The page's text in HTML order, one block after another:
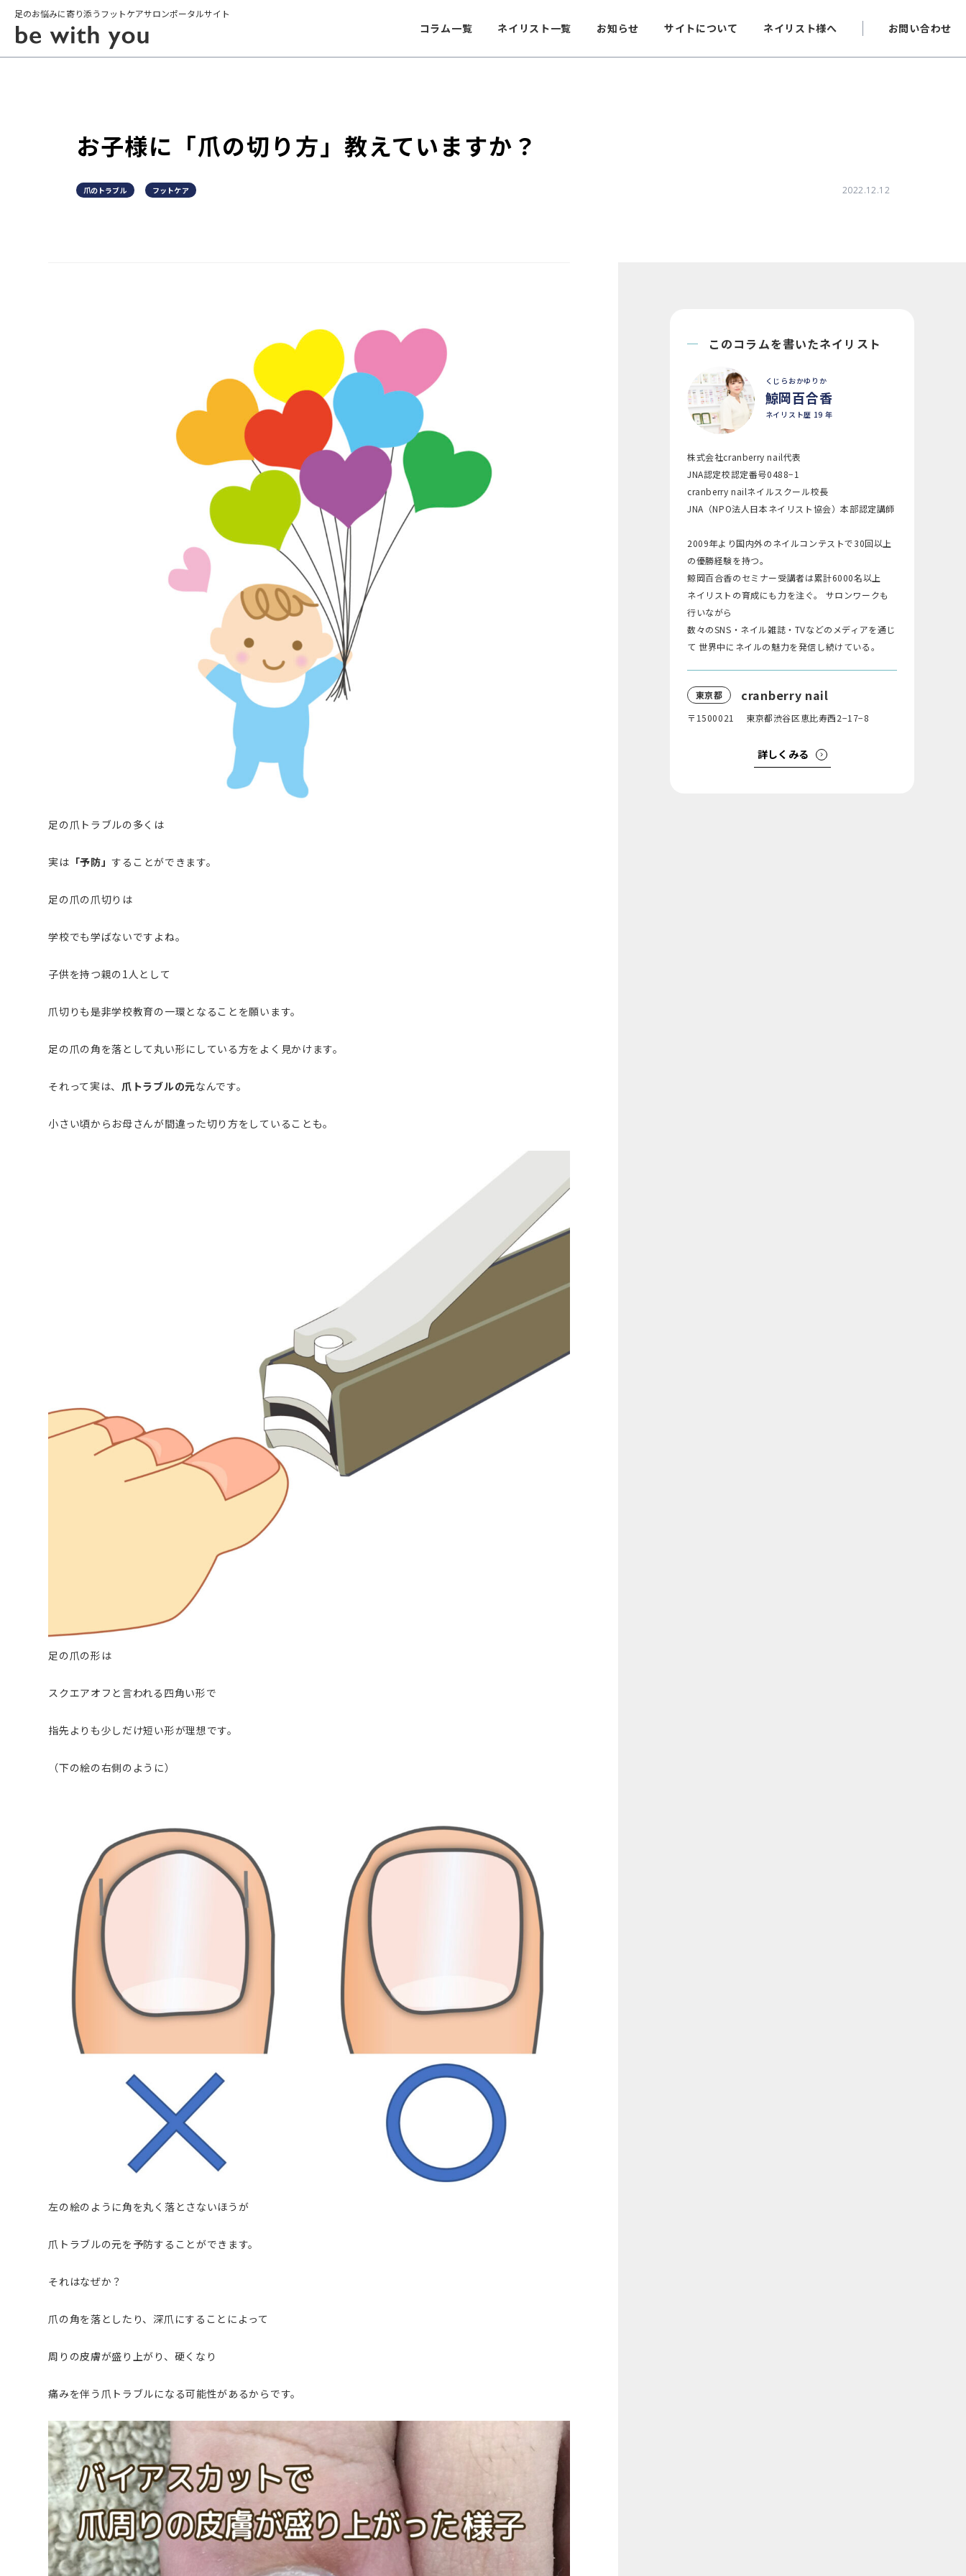
足のお悩みに寄り添うフットケアサロンポータルサイト
コラム一覧 ネイリスト一覧 お知らせ サイトについて ネイリスト様へ お問い合わせ
お子様に「爪の切り方」教えていますか？
爪のトラブル フットケア 2022.12.12
足の爪トラブルの多くは
実は 「予防」することができます。
足の爪の爪切りは
学校でも学ばないですよね。
子供を持つ親の1人として
爪切りも是非学校教育の一環となることを願います。
足の爪の角を落として丸い形にしている方をよく見かけます。
それって実は、爪トラブルの元なんです。
小さい頃からお母さんが間違った切り方をしていることも。
足の爪の形は
スクエアオフと言われる四角い形で
指先よりも少しだけ短い形が理想です。
（下の絵の右側のように）
左の絵のように角を丸く落とさないほうが
爪トラブルの元を予防することができます。
それはなぜか？
爪の角を落としたり、深爪にすることによって
周りの皮膚が盛り上がり、硬くなり
痛みを伴う爪トラブルになる可能性があるからです。
このコラムを書いたネイリスト
くじらおかゆりか
鯨岡百合香
ネイリスト歴 19 年
株式会社cranberry nail代表
JNA認定校認定番号0488−1
cranberry nailネイルスクール校長
JNA（NPO法人日本ネイリスト協会）本部認定講師
2009年より国内外のネイルコンテストで30回以上
の優勝経験を持つ。
鯨岡百合香のセミナー受講者は累計6000名以上
ネイリストの育成にも力を注ぐ。 サロンワークも
行いながら
数々のSNS・ネイル雑誌・TVなどのメディアを通じ
て 世界中にネイルの魅力を発信し続けている。
東京都 cranberry nail
〒1500021 東京都渋谷区恵比寿西2−17−8
詳しくみる